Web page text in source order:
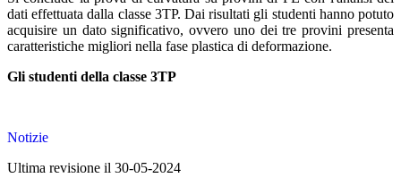
dati effettuata dalla classe 3TP. Dai risultati gli studenti hanno potuto
acquisire un dato significativo, ovvero uno dei tre provini presenta
caratteristiche migliori nella fase plastica di deformazione.
Gli studenti della classe 3TP
Notizie
Ultima revisione il 30-05-2024